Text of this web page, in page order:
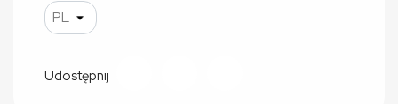
Udostępnij